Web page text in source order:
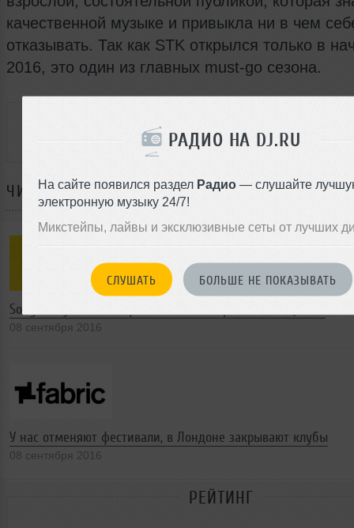
РАДИО НА DJ.RU
На сайте появился раздел Радио — слушайте
электронную музыку 24/7!
Микстейпы, лайвы и эксклюзивные сеты от лучших
СЛУШАТЬ БОЛЬШЕ НЕ ПОКАЗЫВАТЬ
качественной музыке и привыкла ни в чем
отказывать. Так как STK открылся только в
2016, это один из главных must-go сезона.
РАССКАЖИ ДРУЗЬЯМ
ЧИТАЙТЕ ТАКЖЕ:
Sony выпускают симфонические каверы хитов Haçienda
08 сентября 2016
У нас отменяют фестивали, в Лондоне закрывают клубы
08 сентября 2016
РЕЙТИНГ